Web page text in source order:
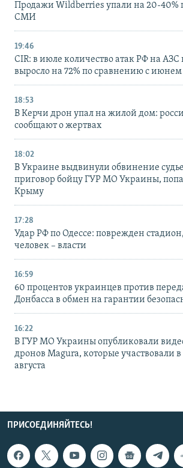
Продажи Wildberries упали на 20-40%
СМИ
19:46
CIR: в июле количество атак РФ на АЗС
выросло на 72% по сравнению с июнем
18:53
В Керчи дрон упал на жилой дом:
сообщают о жертвах
18:02
В Украине выдвинули обвинение
приговор бойцу ГУР МО Украины,
Крыму
17:28
Удар РФ по Одессе: поврежден
человек – власти
16:59
60 процентов украинцев против
Донбасса в обмен на гарантии
16:22
В ГУР МО Украины опубликовали
дронов Magura, которые участвовали в
августа
ПРИСОЕДИНЯЙТЕСЬ!